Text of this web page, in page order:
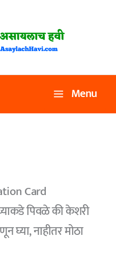
Menu
Card
पिवळे की केशरी
घ्या, नाहीतर मोठा